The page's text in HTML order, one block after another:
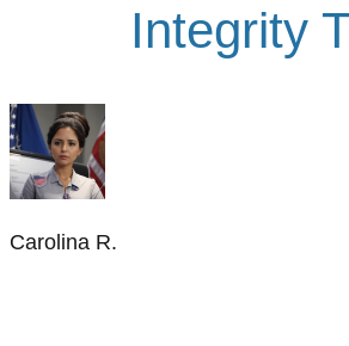
Integrity
Carolina R.